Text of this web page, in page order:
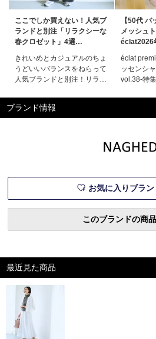
ここでしか買えない！人気ブ
ランドと別注「リラクシーな
春クロゼット」4選
きれいめとカジュアルのちょ
うどいいバランスをねらって
人気ブランドと別注！リラク
なムードも今どきなリラクシ
ーさも演出できるアイテムが
【50代
メッシュ
éclat2026
éclat
ッセンシ
vol.38-特
ジタルカ
グ¥53,900
ニューヨ
ブランド情報
お気に入りブラ
このブランドの商
最近見た商品